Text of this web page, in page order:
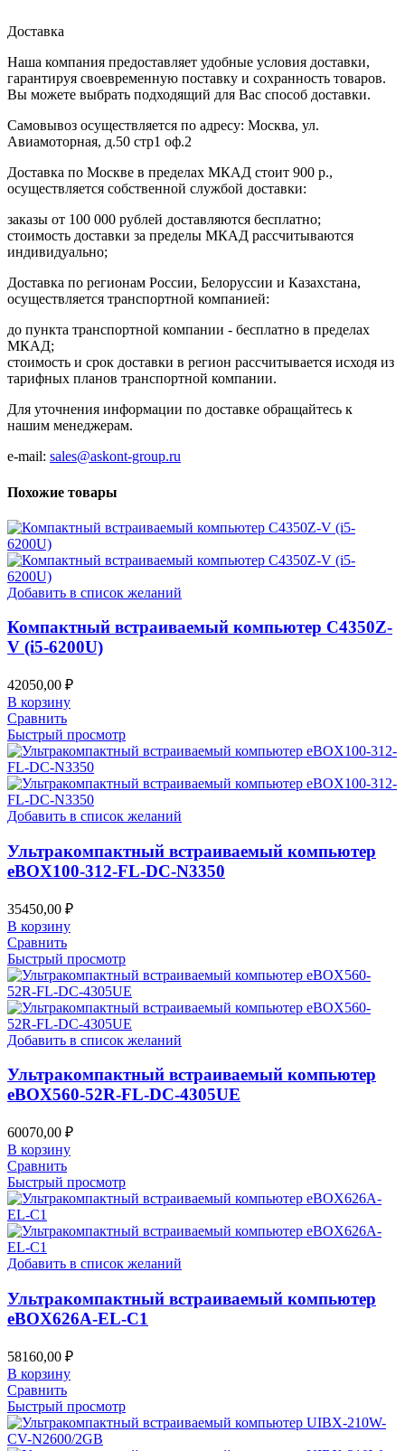
Доставка
Наша компания предоставляет удобные условия доставки,
гарантируя своевременную поставку и сохранность товаров.
Вы можете выбрать подходящий для Вас способ доставки.
Самовывоз осуществляется по адресу: Москва, ул.
Авиамоторная, д.50 стр1 оф.2
Доставка по Москве в пределах МКАД стоит 900 р.,
осуществляется собственной службой доставки:
заказы от 100 000 рублей доставляются бесплатно;
cтоимость доставки за пределы МКАД рассчитываются
индивидуально;
Доставка по регионам России, Белоруссии и Казахстана,
осуществляется транспортной компанией:
до пункта транспортной компании - бесплатно в пределах
МКАД;
стоимость и срок доставки в регион рассчитывается исходя из
тарифных планов транспортной компании.
Для уточнения информации по доставке обращайтесь к
нашим менеджерам.
e-mail: sales@askont-group.ru
Похожие товары
Добавить в список желаний
Компактный встраиваемый компьютер C4350Z-
V (i5-6200U)
42050,00 ₽
В корзину
Сравнить
Быстрый просмотр
Добавить в список желаний
Ультракомпактный встраиваемый компьютер
eBOX100-312-FL-DC-N3350
35450,00 ₽
В корзину
Сравнить
Быстрый просмотр
Добавить в список желаний
Ультракомпактный встраиваемый компьютер
eBOX560-52R-FL-DC-4305UE
60070,00 ₽
В корзину
Сравнить
Быстрый просмотр
Добавить в список желаний
Ультракомпактный встраиваемый компьютер
eBOX626A-EL-C1
58160,00 ₽
В корзину
Сравнить
Быстрый просмотр